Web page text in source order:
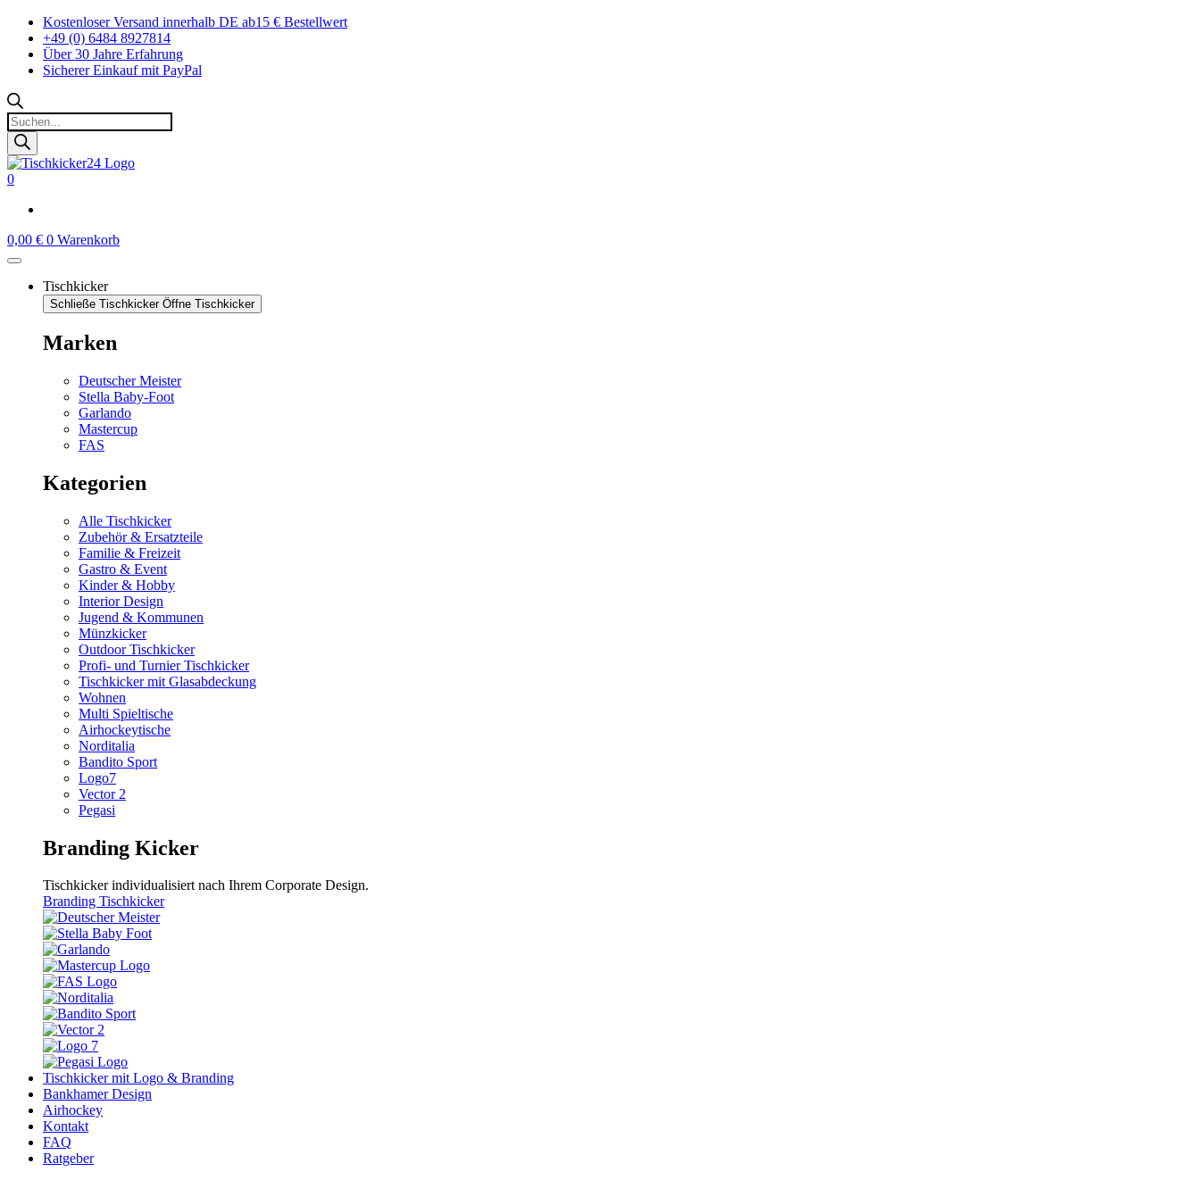
Zum
Inhalt
springen
Kostenloser Versand innerhalb DE ab15 € Bestellwert
+49 (0) 6484 8927814
Über 30 Jahre Erfahrung
Sicherer Einkauf mit PayPal
Products
search
0
0,00 € 0 Warenkorb
Tischkicker
Schließe Tischkicker Öffne Tischkicker
Marken
Deutscher Meister
Stella Baby-Foot
Garlando
Mastercup
FAS
Kategorien
Alle Tischkicker
Zubehör & Ersatzteile
Familie & Freizeit
Gastro & Event
Kinder & Hobby
Interior Design
Jugend & Kommunen
Münzkicker
Outdoor Tischkicker
Profi- und Turnier Tischkicker
Tischkicker mit Glasabdeckung
Wohnen
Multi Spieltische
Airhockeytische
Norditalia
Bandito Sport
Logo7
Vector 2
Pegasi
Branding Kicker
Tischkicker individualisiert nach Ihrem Corporate Design.
Branding Tischkicker
Tischkicker mit Logo & Branding
Bankhamer Design
Airhockey
Kontakt
FAQ
Ratgeber